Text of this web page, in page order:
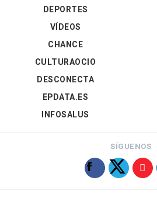
DEPORTES
VÍDEOS
CHANCE
CULTURAOCIO
DESCONECTA
EPDATA.ES
INFOSALUS
SÍGUENOS